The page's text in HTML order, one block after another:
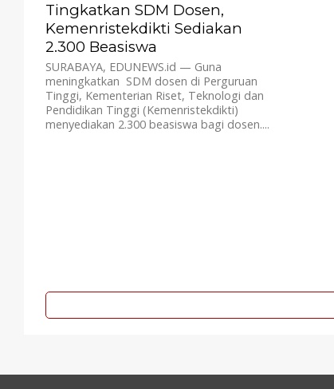
Tingkatkan SDM Dosen,
Kemenristekdikti Sediakan
2.300 Beasiswa
SURABAYA, EDUNEWS.id — Guna
meningkatkan SDM dosen di Perguruan
Tinggi, Kementerian Riset, Teknologi dan
Pendidikan Tinggi (Kemenristekdikti)
menyediakan 2.300 beasiswa bagi dosen....